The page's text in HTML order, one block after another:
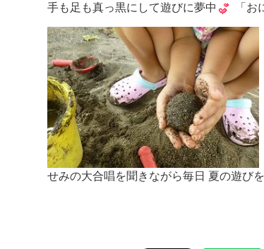
手も足も真っ黒にして遊びに夢中 「お
せみの大合唱を聞きながら毎日 夏の遊び